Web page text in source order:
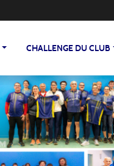
CHALLENGE DU CLUB